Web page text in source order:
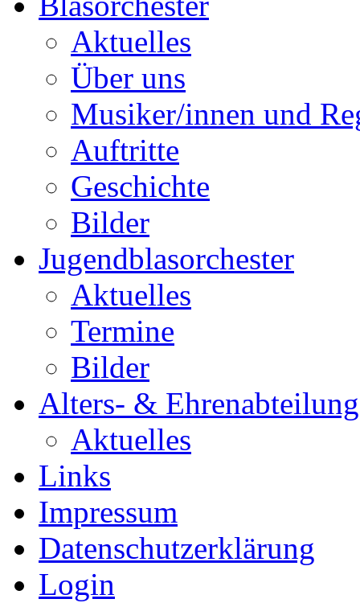
Aktuelles
Über uns
Musiker/innen und
Auftritte
Geschichte
Bilder
Jugendblasorchester
Aktuelles
Termine
Bilder
Alters- & Ehrenabteilung
Aktuelles
Links
Impressum
Datenschutzerklärung
Login